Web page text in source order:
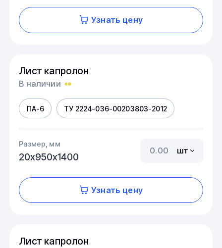
Узнать цену
Лист капролон
В наличии
ПА-6 ТУ 2224-036-00203803-2012
Размер, мм
20х950х1400
шт
Узнать цену
Лист капролон